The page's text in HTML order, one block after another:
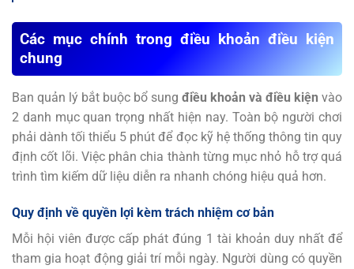
Các mục chính trong điều khoản điều kiện
chung
Ban quản lý bắt buộc bổ sung điều khoản và điều kiện vào
2 danh mục quan trọng nhất hiện nay. Toàn bộ người chơi
phải dành tối thiểu 5 phút để đọc kỹ hệ thống thông tin quy
định cốt lõi. Việc phân chia thành từng mục nhỏ hỗ trợ quá
trình tìm kiếm dữ liệu diễn ra nhanh chóng hiệu quả hơn.
Quy định về quyền lợi kèm trách nhiệm cơ bản
Mỗi hội viên được cấp phát đúng 1 tài khoản duy nhất để
tham gia hoạt động giải trí mỗi ngày. Người dùng có quyền